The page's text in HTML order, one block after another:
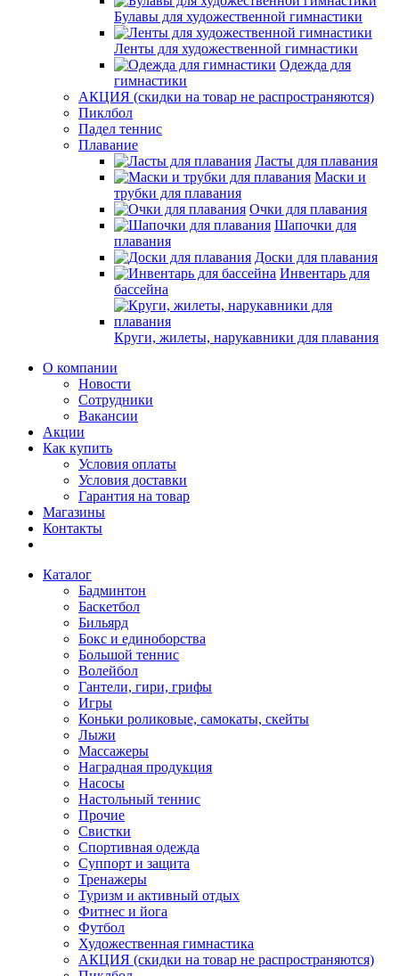
Булавы для художественной гимнастики
Ленты для художественной гимнастики
Одежда для
гимнастики
АКЦИЯ (скидки на товар не распространяются)
Пиклбол
Падел теннис
Плавание
Ласты для плавания
Маски и
трубки для плавания
Очки для плавания
Шапочки для
плавания
Доски для плавания
Инвентарь для
бассейна
Круги, жилеты, нарукавники для плавания
О компании
Новости
Сотрудники
Вакансии
Акции
Как купить
Условия оплаты
Условия доставки
Гарантия на товар
Магазины
Контакты
Каталог
Бадминтон
Баскетбол
Бильярд
Бокс и единоборства
Большой теннис
Волейбол
Гантели, гири, грифы
Игры
Коньки роликовые, самокаты, скейты
Лыжи
Массажеры
Наградная продукция
Насосы
Настольный теннис
Прочие
Свистки
Спортивная одежда
Суппорт и защита
Тренажеры
Туризм и активный отдых
Фитнес и йога
Футбол
Художественная гимнастика
АКЦИЯ (скидки на товар не распространяются)